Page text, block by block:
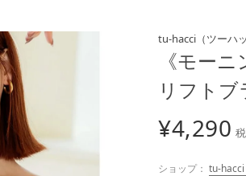
tu-hacci （ツーハ
《モー
リフトブ
¥4,290
ショップ： tu-hacci